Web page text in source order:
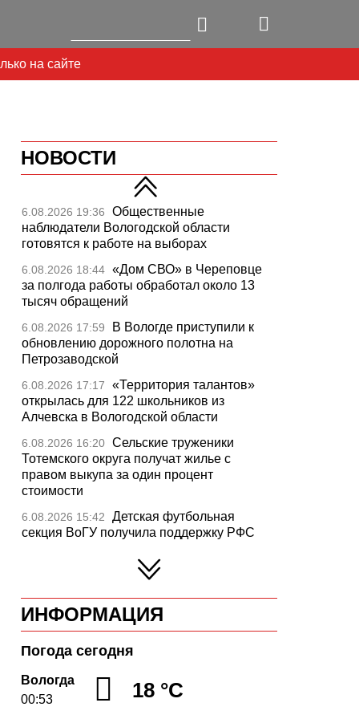
на сайте
НОВОСТИ
6.08.2026 19:36
Общественные
наблюдатели Вологодской области
готовятся к работе на выборах
6.08.2026 18:44 «Дом СВО» в Череповце
за полгода работы обработал около 13
тысяч обращений
6.08.2026 17:59
В Вологде приступили к
обновлению дорожного полотна на
Петрозаводской
6.08.2026 17:17
«Территория талантов»
открылась для 122 школьников из
Алчевска в Вологодской области
6.08.2026 16:20 Сельские труженики
Тотемского округа получат жилье с
правом выкупа за один процент
стоимости
6.08.2026 15:42
Детская футбольная
секция ВоГУ получила поддержку РФС
Уникальный трейл и
силовые шоу приготовили округа
6.08.2026 14:31
Робот Макс на Госуслугах
поможет вологжанам оформить выплату
на первоклассника
6.08.2026 14:00
подтвердила курс на полное обеспечение
лесовосстановления семенным
ИНФОРМАЦИЯ
Погода сегодня
Вологда
00:53
18 °C